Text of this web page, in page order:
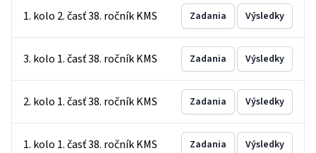
1. kolo 2. časť 38. ročník KMS Zadania Výsledky
3. kolo 1. časť 38. ročník KMS Zadania Výsledky
2. kolo 1. časť 38. ročník KMS Zadania Výsledky
1. kolo 1. časť 38. ročník KMS Zadania Výsledky